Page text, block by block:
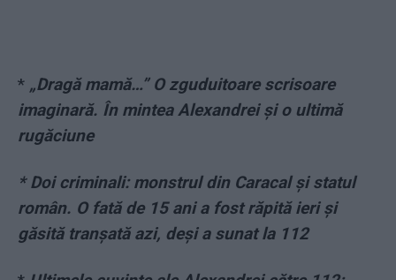
* „Dragă mamă…” O zguduitoare scrisoare
imaginară. În mintea Alexandrei și o ultimă
rugăciune
* Doi criminali: monstrul din Caracal și statul
român. O fată de 15 ani a fost răpită ieri și
găsită tranșată azi, deși a sunat la 112